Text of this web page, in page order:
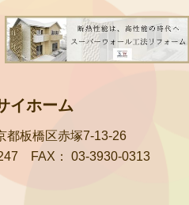
イホーム
都板橋区赤塚7-13-26
FAX： 03-3930-0313